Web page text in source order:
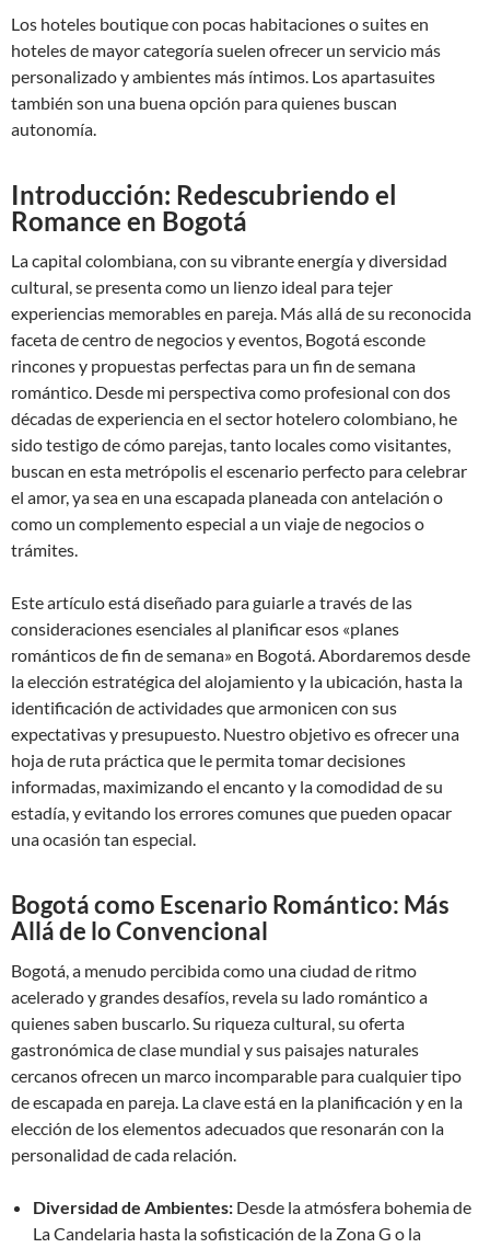
Los hoteles boutique con pocas habitaciones o suites en
hoteles de mayor categoría suelen ofrecer un servicio más
personalizado y ambientes más íntimos. Los apartasuites
también son una buena opción para quienes buscan
autonomía.
Introducción: Redescubriendo el
Romance en Bogotá
La capital colombiana, con su vibrante energía y diversidad
cultural, se presenta como un lienzo ideal para tejer
experiencias memorables en pareja. Más allá de su reconocida
faceta de centro de negocios y eventos, Bogotá esconde
rincones y propuestas perfectas para un fin de semana
romántico. Desde mi perspectiva como profesional con dos
décadas de experiencia en el sector hotelero colombiano, he
sido testigo de cómo parejas, tanto locales como visitantes,
buscan en esta metrópolis el escenario perfecto para celebrar
el amor, ya sea en una escapada planeada con antelación o
como un complemento especial a un viaje de negocios o
trámites.
Este artículo está diseñado para guiarle a través de las
consideraciones esenciales al planificar esos «planes
románticos de fin de semana» en Bogotá. Abordaremos desde
la elección estratégica del alojamiento y la ubicación, hasta la
identificación de actividades que armonicen con sus
expectativas y presupuesto. Nuestro objetivo es ofrecer una
hoja de ruta práctica que le permita tomar decisiones
informadas, maximizando el encanto y la comodidad de su
estadía, y evitando los errores comunes que pueden opacar
una ocasión tan especial.
Bogotá como Escenario Romántico: Más
Allá de lo Convencional
Bogotá, a menudo percibida como una ciudad de ritmo
acelerado y grandes desafíos, revela su lado romántico a
quienes saben buscarlo. Su riqueza cultural, su oferta
gastronómica de clase mundial y sus paisajes naturales
cercanos ofrecen un marco incomparable para cualquier tipo
de escapada en pareja. La clave está en la planificación y en la
elección de los elementos adecuados que resonarán con la
personalidad de cada relación.
Diversidad de Ambientes: Desde la atmósfera bohemia de
La Candelaria hasta la sofisticación de la Zona G o la